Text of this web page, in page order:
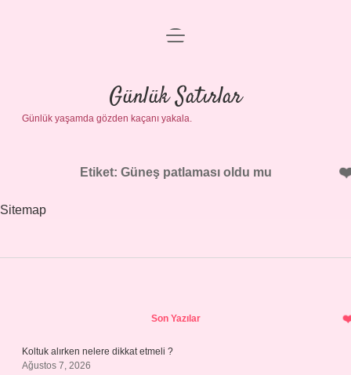
Anasayfa
Gizlilik Politikası
Yasal Uyarı
menüyü
Günlük Satırlar
Günlük yaşamda gözden kaçanı yakala.
Etiket: Güneş patlaması oldu mu
Sitemap
Son Yazılar
Koltuk alırken nelere dikkat etmeli ?
Ağustos 7, 2026